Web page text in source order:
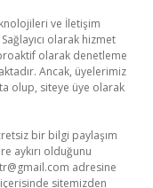
ve İletişim
olarak hizmet
olarak denetleme
Ancak, üyelerimiz
olup, siteye üye olarak
bir bilgi paylaşım
aykırı olduğunu
adresine
sitemizden